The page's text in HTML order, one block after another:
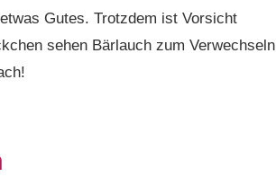
Gutes. Trotzdem ist Vorsicht
sehen Bärlauch zum Verwechseln